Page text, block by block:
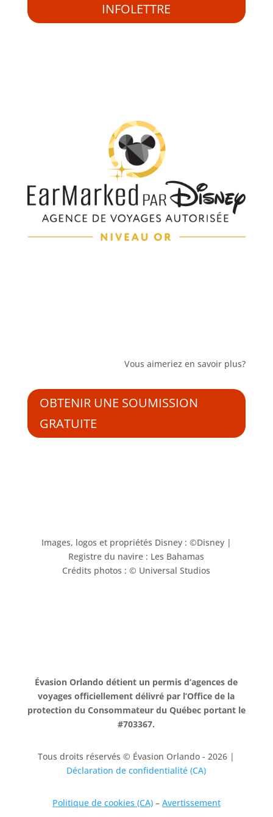
INFOLETTRE
Vous aimeriez en savoir plus?
OBTENIR UNE SOUMISSION
GRATUITE
Images, logos et propriétés Disney : ©Disney |
Registre du navire : Les Bahamas
Crédits photos : © Universal Studios
Évasion Orlando détient un permis d’agences de
voyages officiellement délivré par l’Office de la
protection du Consommateur du Québec portant le
#703367.
Tous droits réservés © Évasion Orlando - 2026 |
Déclaration de confidentialité (CA)
Politique de cookies (CA)– Avertissement